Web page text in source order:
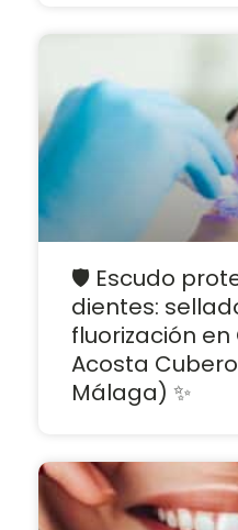
🛡️ Escudo
dientes:
fluorización
Acosta
Málaga) ✨